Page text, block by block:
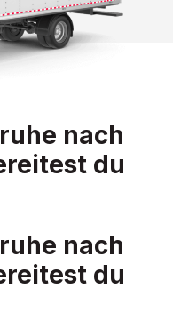
nach
du
nach
du